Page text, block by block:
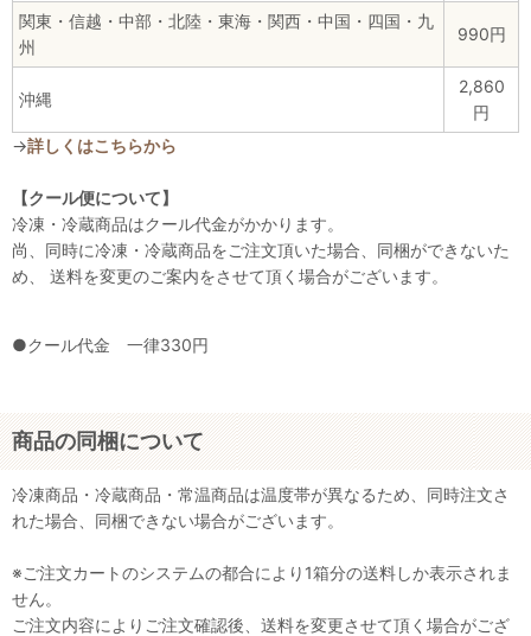
関東・信越・中部・北陸・東海・関西・中国・四国・九
州
990円
沖縄
2,860
円
→詳しくはこちらから
【クール便について】
冷凍・冷蔵商品はクール代金がかかります。
尚、同時に冷凍・冷蔵商品をご注文頂いた場合、同梱ができないた
め、 送料を変更のご案内をさせて頂く場合がございます。
●クール代金 一律330円
商品の同梱について
冷凍商品・冷蔵商品・常温商品は温度帯が異なるため、同時注文さ
れた場合、同梱できない場合がございます。
※ご注文カートのシステムの都合により1箱分の送料しか表示されま
せん。
ご注文内容によりご注文確認後、送料を変更させて頂く場合がござ